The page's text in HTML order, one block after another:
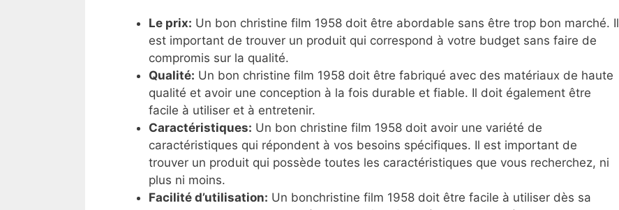
Le prix: Un bon christine film 1958 doit être abordable sans être trop bon marché. Il
est important de trouver un produit qui correspond à votre budget sans faire de
compromis sur la qualité.
Qualité: Un bon christine film 1958 doit être fabriqué avec des matériaux de haute
qualité et avoir une conception à la fois durable et fiable. Il doit également être
facile à utiliser et à entretenir.
Caractéristiques: Un bon christine film 1958 doit avoir une variété de
caractéristiques qui répondent à vos besoins spécifiques. Il est important de
trouver un produit qui possède toutes les caractéristiques que vous recherchez, ni
plus ni moins.
Facilité d’utilisation: Un bonchristine film 1958 doit être facile à utiliser dès sa